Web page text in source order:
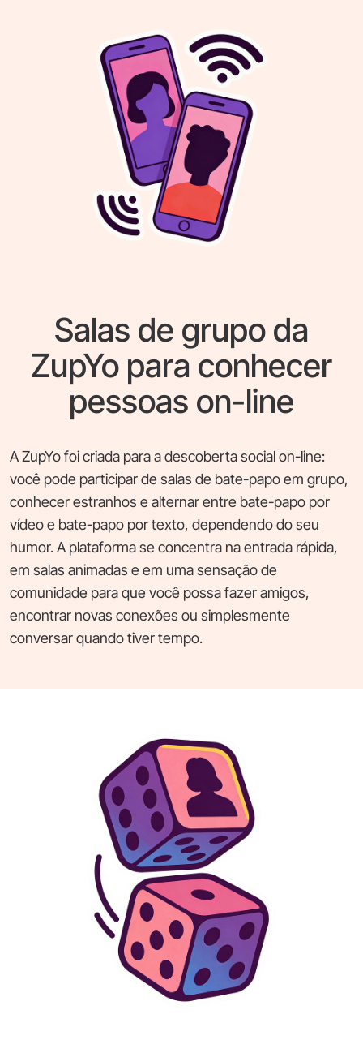
Salas de grupo da
ZupYo para conhecer
pessoas on-line
A ZupYo foi criada para a descoberta social on-line:
você pode participar de salas de bate-papo em grupo,
conhecer estranhos e alternar entre bate-papo por
vídeo e bate-papo por texto, dependendo do seu
humor. A plataforma se concentra na entrada rápida,
em salas animadas e em uma sensação de
comunidade para que você possa fazer amigos,
encontrar novas conexões ou simplesmente
conversar quando tiver tempo.